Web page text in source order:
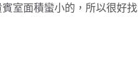
室面積蠻小的，所以很好找